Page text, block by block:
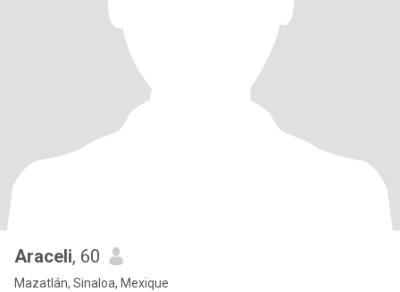
Araceli, 60
Mazatlán, Sinaloa, Mexique